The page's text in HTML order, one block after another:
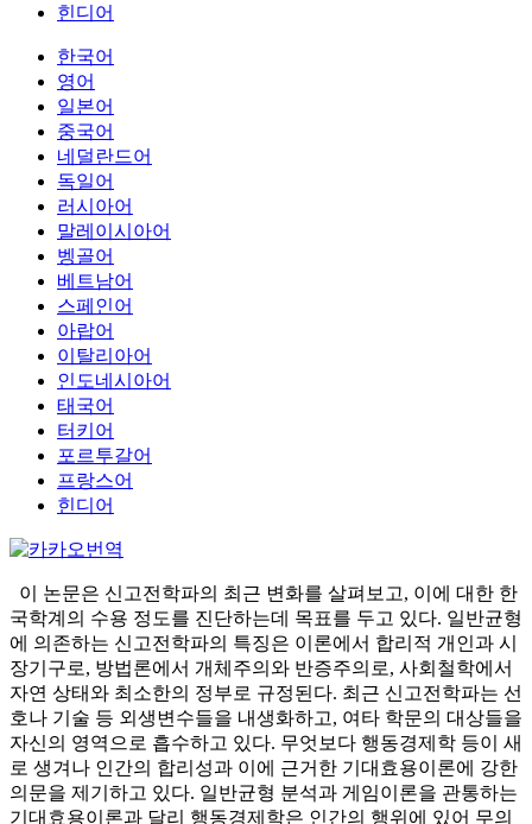
힌디어
한국어
영어
일본어
중국어
네덜란드어
독일어
러시아어
말레이시아어
벵골어
베트남어
스페인어
아랍어
이탈리아어
인도네시아어
태국어
터키어
포르투갈어
프랑스어
힌디어
이 논문은 신고전학파의 최근 변화를 살펴보고, 이에 대한 한
국학계의 수용 정도를 진단하는데 목표를 두고 있다. 일반균형
에 의존하는 신고전학파의 특징은 이론에서 합리적 개인과 시
장기구로, 방법론에서 개체주의와 반증주의로, 사회철학에서
자연 상태와 최소한의 정부로 규정된다. 최근 신고전학파는 선
호나 기술 등 외생변수들을 내생화하고, 여타 학문의 대상들을
자신의 영역으로 흡수하고 있다. 무엇보다 행동경제학 등이 새
로 생겨나 인간의 합리성과 이에 근거한 기대효용이론에 강한
의문을 제기하고 있다. 일반균형 분석과 게임이론을 관통하는
기대효용이론과 달리 행동경제학은 인간의 행위에 있어 무의